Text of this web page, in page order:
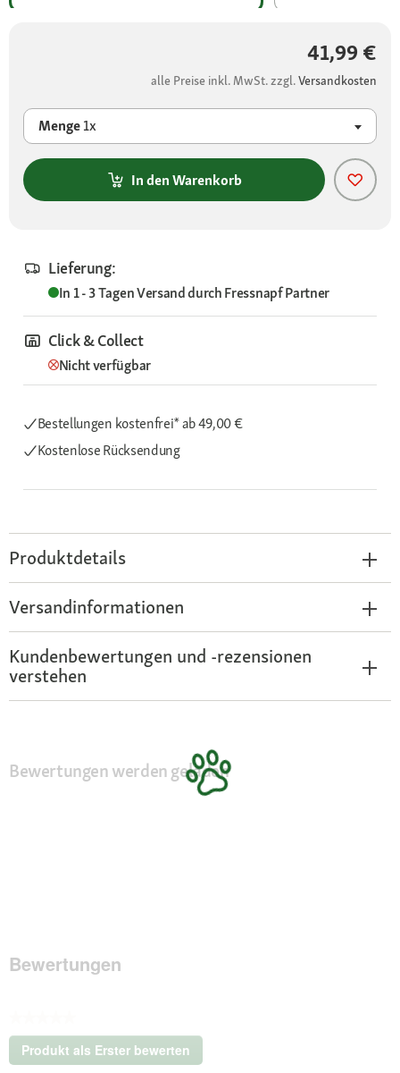
41,99 €
alle Preise inkl. MwSt. zzgl.Versandkosten
Menge1x
In den Warenkorb
Lieferung:
In 1 - 3 TagenVersand durchFressnapf Partner
Click & Collect
Nicht verfügbar
Bestellungen kostenfrei*ab 49,00 €
Kostenlose Rücksendung
Produktdetails
Versandinformationen
Kundenbewertungen und -rezensionen
verstehen
Bewertungen werden geladen
Bewertungen
Kein
Beurteilungswert
Produkt als Erster bewerten
.